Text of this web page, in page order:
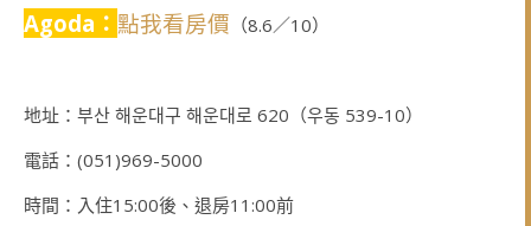
Agoda： 點我看房價 （8.6／10）
地址：부산 해운대구 해운대로 620（우동 539-10）
電話：(051)969-5000
時間：入住15:00後、退房11:00前